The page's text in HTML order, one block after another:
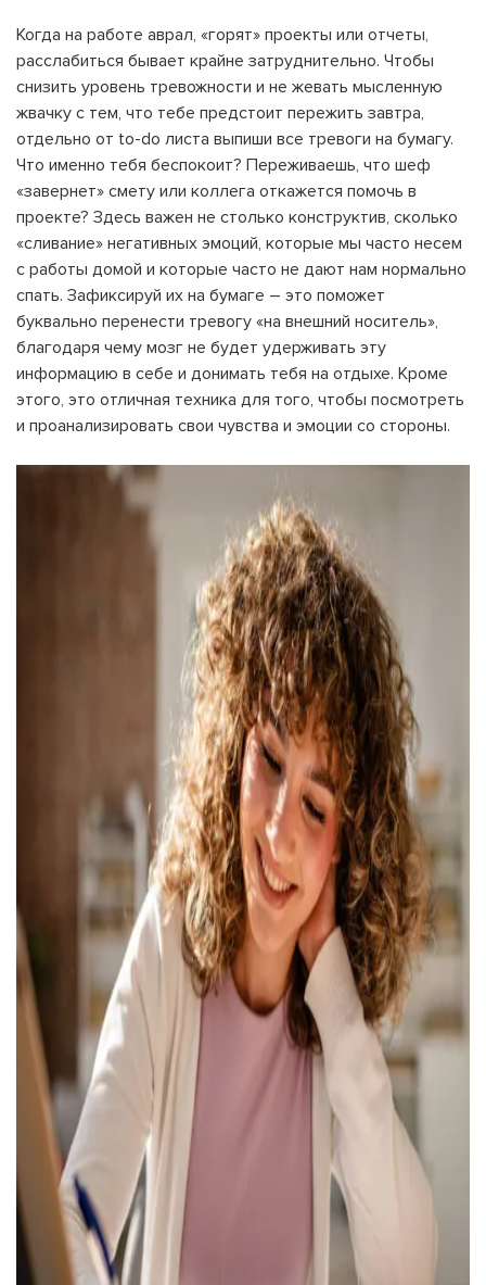
Когда на работе аврал, «горят» проекты или отчеты,
расслабиться бывает крайне затруднительно. Чтобы
снизить уровень тревожности и не жевать мысленную
жвачку с тем, что тебе предстоит пережить завтра,
отдельно от to-do листа выпиши все тревоги на бумагу.
Что именно тебя беспокоит? Переживаешь, что шеф
«завернет» смету или коллега откажется помочь в
проекте? Здесь важен не столько конструктив, сколько
«сливание» негативных эмоций, которые мы часто несем
с работы домой и которые часто не дают нам нормально
спать. Зафиксируй их на бумаге – это поможет
буквально перенести тревогу «на внешний носитель»,
благодаря чему мозг не будет удерживать эту
информацию в себе и донимать тебя на отдыхе. Кроме
этого, это отличная техника для того, чтобы посмотреть
и проанализировать свои чувства и эмоции со стороны.